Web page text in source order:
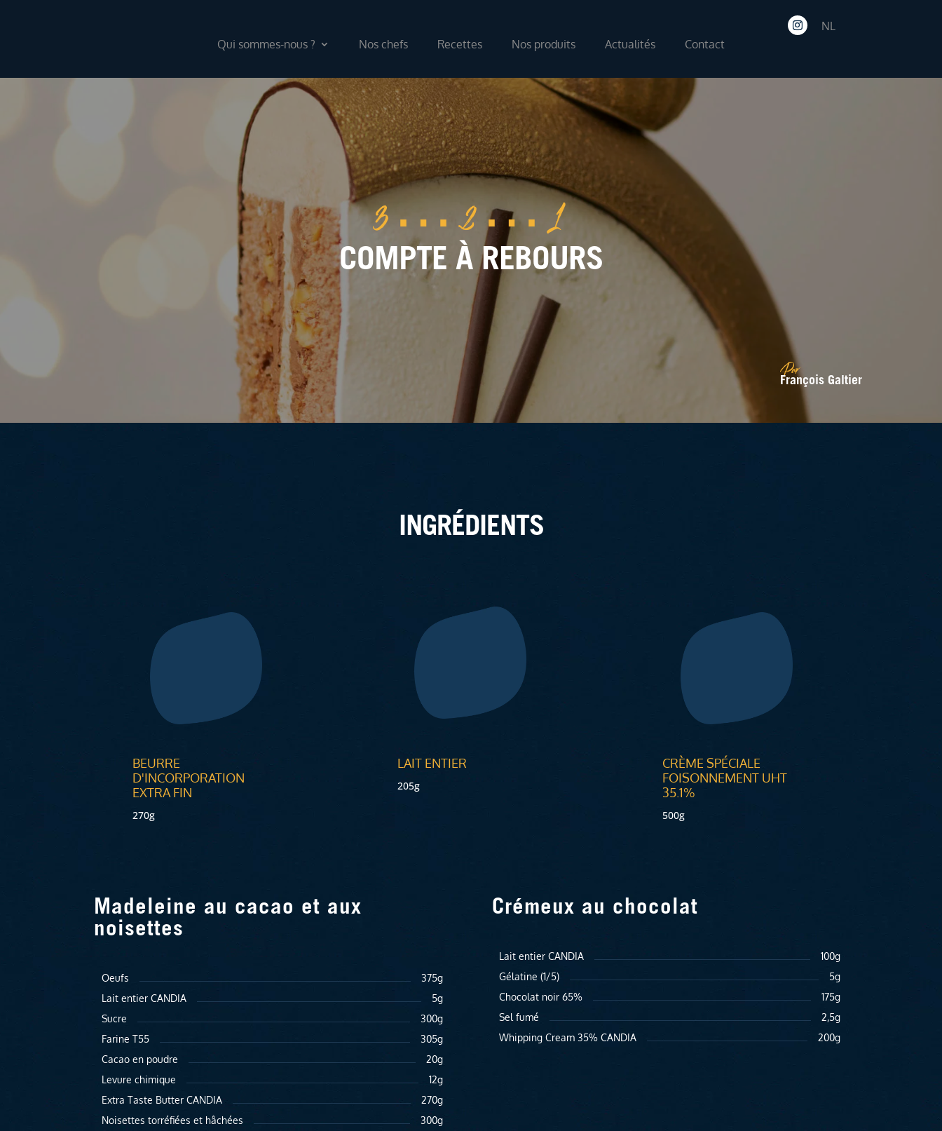
NL
Qui sommes-nous ?
Nos chefs Recettes Nos produits Actualités Contact
3…2…1
COMPTE À REBOURS
Par
François Galtier
INGRÉDIENTS
BEURRE
D'INCORPORATION
EXTRA FIN
270g
LAIT ENTIER
205g
CRÈME SPÉCIALE
FOISONNEMENT UHT
35.1%
500g
Madeleine au cacao et aux
noisettes
Oeufs
375g
Lait entier CANDIA
5g
Sucre
300g
Farine T55
305g
Cacao en poudre
20g
Levure chimique
12g
Extra Taste Butter CANDIA
270g
Noisettes torréfiées et hâchées
300g
Crémeux au chocolat
Lait entier CANDIA
100g
Gélatine (1/5)
5g
Chocolat noir 65%
175g
Sel fumé
2,5g
Whipping Cream 35% CANDIA
200g